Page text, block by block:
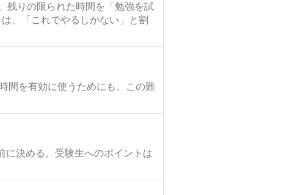
残りの限られた時間を「勉強を試
、「これでやるしかない」と割
間を有効に使うためにも、この難
に決める。受験生へのポイントは